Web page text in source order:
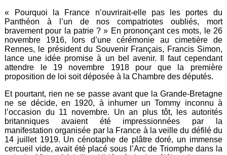
« Pourquoi la France n’ouvrirait-elle pas les portes du
Panthéon à l’un de nos compatriotes oubliés, mort
bravement pour la patrie ? » En prononçant ces mots, le 26
novembre 1916, lors d’une cérémonie au cimetière de
Rennes, le président du Souvenir Français, Francis Simon,
lance une idée promise à un bel avenir. Il faut cependant
attendre le 19 novembre 1918 pour que la première
proposition de loi soit déposée à la Chambre des députés.
Et pourtant, rien ne se passe avant que la Grande-Bretagne
ne se décide, en 1920, à inhumer un Tommy inconnu à
l’occasion du 11 novembre. Un an plus tôt, les autorités
britanniques avaient été impressionnées par la
manifestation organisée par la France à la veille du défilé du
14 juillet 1919. Un cénotaphe de plâtre doré, un immense
cercueil vide, avait été placé sous l’Arc de Triomphe dans la